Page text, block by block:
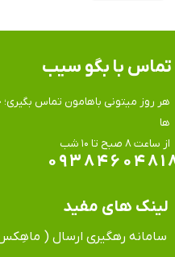
هر روز میتونی باهامون تماس
ها
​​​​​​​از ساعت ۸ صبح تا ۱۰ شب
تماس​​​​​​​ با بگو سیب
لینک های مفید
سامانه رهگیری ارسال (